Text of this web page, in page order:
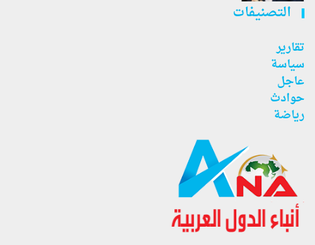
التصنيفات
تقارير
سياسة
عاجل
حوادث
رياضة